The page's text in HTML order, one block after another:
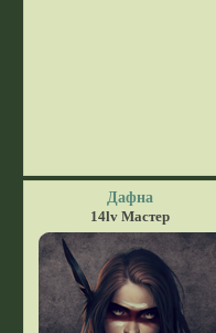
Дафна
14lv Мастер